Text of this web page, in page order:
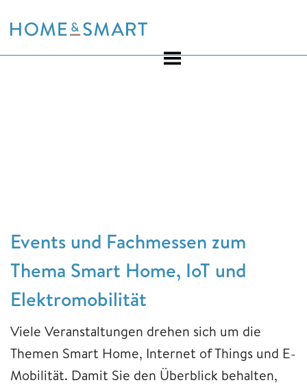
to
Events und Fachmessen zum
Thema Smart Home, IoT und
Elektromobilität
Viele Veranstaltungen drehen sich um die
Themen Smart Home, Internet of Things und E-
Mobilität. Damit Sie den Überblick behalten,